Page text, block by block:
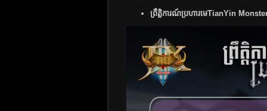
ព្រឹត្តិការណ៍ប្រហារមេTianYin